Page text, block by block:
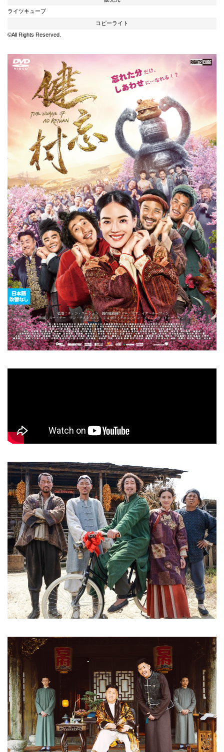
ライツキューブ
コピーライト
©All Rights Reserved.